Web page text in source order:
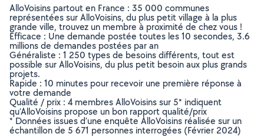
AlloVoisins partout en France : 35 000 communes
représentées sur AlloVoisins, du plus petit village à la plus
grande ville, trouvez un membre à proximité de chez vous !
Efficace : Une demande postée toutes les 10 secondes, 3.6
millions de demandes postées par an
Généraliste : 1 250 types de besoins différents, tout est
possible sur AlloVoisins, du plus petit besoin aux plus grands
projets.
Rapide : 10 minutes pour recevoir une première réponse à
votre demande
Qualité / prix : 4 membres AlloVoisins sur 5* indiquent
qu’AlloVoisins propose un bon rapport qualité/prix
* Données issues d’une enquête AlloVoisins réalisée sur un
échantillon de 5 671 personnes interrogées (Février 2024)